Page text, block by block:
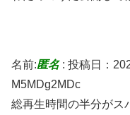
名前:匿名: 投稿日：
M5MDg2MDc
総再生時間の半分がス